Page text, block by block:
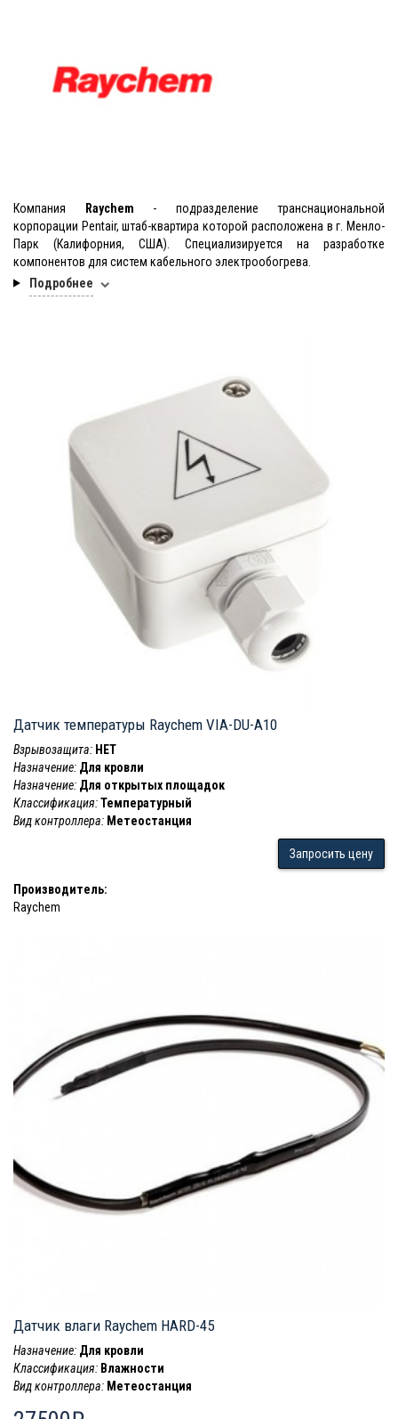
Компания Raychem - подразделение транснациональной
корпорации Pentair, штаб-квартира которой расположена в г. Менло-
Парк (Калифорния, США). Специализируется на разработке
компонентов для систем кабельного электрообогрева.
Подробнее
Датчик температуры Raychem VIA-DU-A10
Взрывозащита: НЕТ
Назначение: Для кровли
Назначение: Для открытых площадок
Классификация:Температурный
Вид контроллера: Метеостанция
Запросить цену
Производитель:
Raychem
Датчик влаги Raychem HARD-45
Назначение: Для кровли
Классификация: Влажности
Вид контроллера: Метеостанция